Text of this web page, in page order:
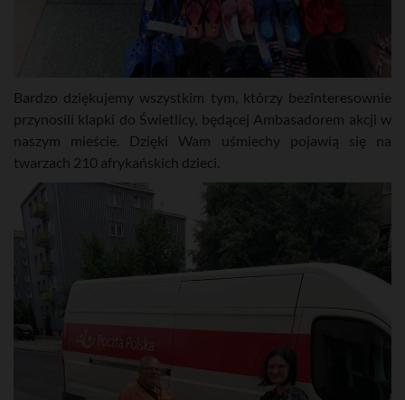
Bardzo dziękujemy wszystkim tym, którzy bezinteresownie
przynosili klapki do Świetlicy, będącej Ambasadorem akcji w
naszym mieście. Dzięki Wam uśmiechy pojawią się na
twarzach 210 afrykańskich dzieci.